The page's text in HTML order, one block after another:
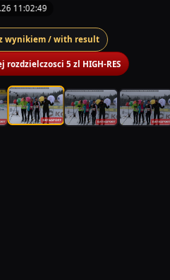
11:02:49
wynikiem / with result
5 zl HIGH-RES